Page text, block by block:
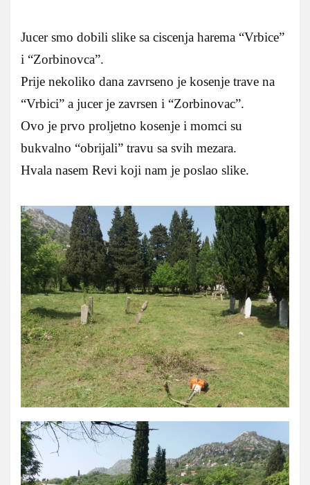
Jucer smo dobili slike sa ciscenja harema “Vrbice”
i “Zorbinovca”.
Prije nekoliko dana zavrseno je kosenje trave na
“Vrbici” a jucer je zavrsen i “Zorbinovac”.
Ovo je prvo proljetno kosenje i momci su
bukvalno “obrijali” travu sa svih mezara.
Hvala nasem Revi koji nam je poslao slike.